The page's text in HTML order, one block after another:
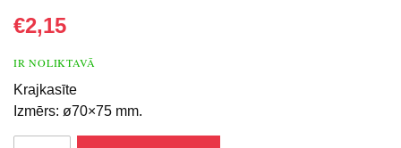
€2,15
IR NOLIKTAVĀ
Krajkasīte
Izmērs: ø70×75 mm.